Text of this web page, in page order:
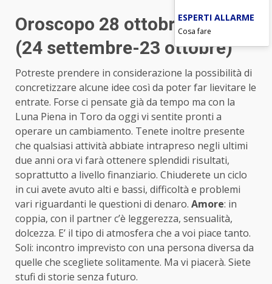
Oroscopo 28 ottobre Bilancia
(24 settembre-23 ottobre)
Potreste prendere in considerazione la possibilità di
concretizzare alcune idee così da poter far lievitare le
entrate. Forse ci pensate già da tempo ma con la
Luna Piena in Toro da oggi vi sentite pronti a
operare un cambiamento. Tenete inoltre presente
che qualsiasi attività abbiate intrapreso negli ultimi
due anni ora vi farà ottenere splendidi risultati,
soprattutto a livello finanziario. Chiuderete un ciclo
in cui avete avuto alti e bassi, difficoltà e problemi
vari riguardanti le questioni di denaro. Amore: in
coppia, con il partner c’è leggerezza, sensualità,
dolcezza. E’ il tipo di atmosfera che a voi piace tanto.
Soli: incontro imprevisto con una persona diversa da
quelle che scegliete solitamente. Ma vi piacerà. Siete
stufi di storie senza futuro.
ESPERTI ALLARME
Cosa fare